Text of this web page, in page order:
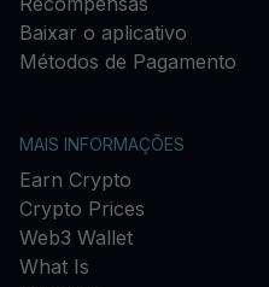
Baixar o aplicativo
Métodos de Pagamento
MAIS INFORMAÇÕES
Earn Crypto
Crypto Prices
Web3 Wallet
What Is